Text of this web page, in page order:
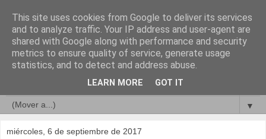
Compromisos de Calidad
▼
miércoles, 6 de septiembre de 2017
This site uses cookies from Google to deliver its services
and to analyze traffic. Your IP address and user-agent are
shared with Google along with performance and security
metrics to ensure quality of service, generate usage
statistics, and to detect and address abuse.
LEARN MORE GOT IT